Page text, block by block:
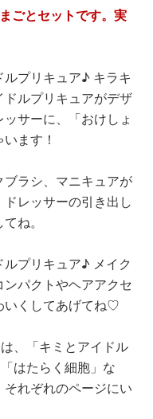
ごとセットです。実
プリキュア♪ キラキ
ルプリキュアがデザ
サーに、「おけしょ
ます！
ブラシ、マニキュアが
レッサーの引き出し
ね。
プリキュア♪ メイク
パクトやヘアアクセ
いくしてあげてね♡
、「キミとアイドル
はたらく細胞」な
れぞれのページにい